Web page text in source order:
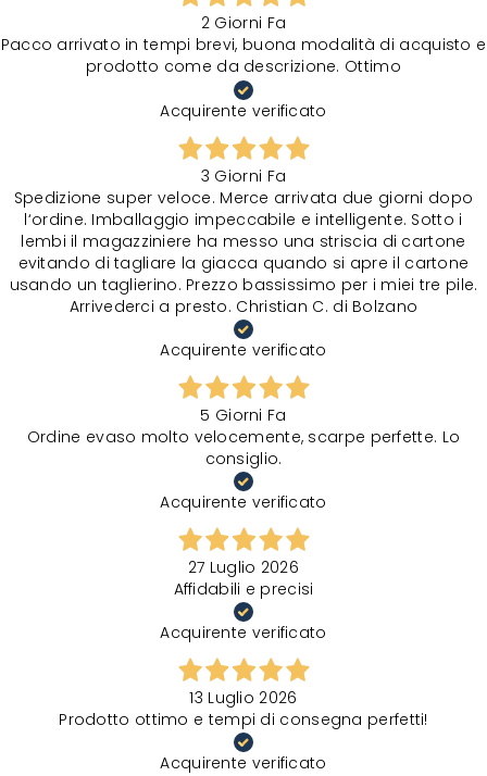
2 Giorni Fa
Pacco arrivato in tempi brevi, buona modalità di acquisto e
prodotto come da descrizione. Ottimo
Acquirente verificato
3 Giorni Fa
Spedizione super veloce. Merce arrivata due giorni dopo
l‘ordine. Imballaggio impeccabile e intelligente. Sotto i
lembi il magazziniere ha messo una striscia di cartone
evitando di tagliare la giacca quando si apre il cartone
usando un taglierino. Prezzo bassissimo per i miei tre pile.
Arrivederci a presto. Christian C. di Bolzano
Acquirente verificato
5 Giorni Fa
Ordine evaso molto velocemente, scarpe perfette. Lo
consiglio.
Acquirente verificato
27 Luglio 2026
Affidabili e precisi
Acquirente verificato
13 Luglio 2026
Prodotto ottimo e tempi di consegna perfetti!
Acquirente verificato